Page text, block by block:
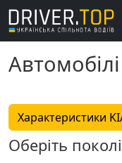
Характеристики
Оберіть